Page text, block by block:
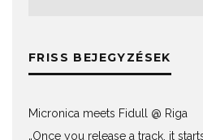
FRISS BEJEGYZÉSEK
Micronica meets Fidull @ Riga
„Once you release a track, it